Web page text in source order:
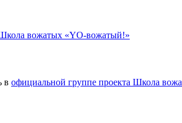
вожатых «YO-вожатый!»
в официальной группе проекта Школа